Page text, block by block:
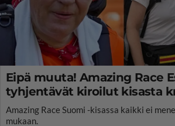
Eipä muuta! Amazing Race
tyhjentävät kiroilut kisasta
Amazing Race Suomi -kisassa kaikki ei
mukaan.